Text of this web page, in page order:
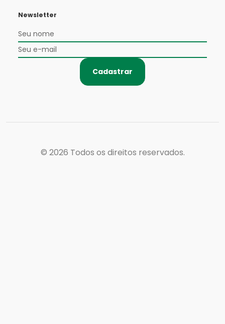
Newsletter
Cadastrar
© 2026 Todos os direitos reservados.